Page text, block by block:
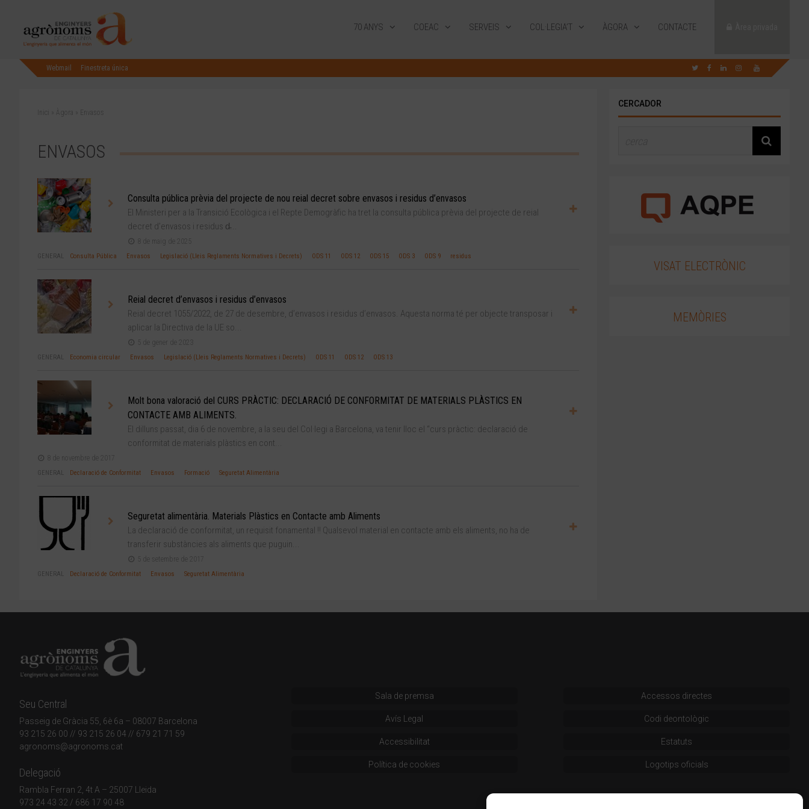
70 ANYS COEAC SERVEIS COL·LEGIA’T ÀGORA CONTACTE
Webmail Finestreta única
Inici Àgora Envasos
ENVASOS
Consulta pública prèvia del projecte de nou reial decret sobre envasos i residus d’envasos
El Ministeri per a la Transició Ecològica i el Repte Demogràfic ha tret la consulta pública prèvia del projecte de reial
decret d’envasos i residus d̵...
8 de maig de 2025
GENERAL Consulta Pública Envasos Legislació (Lleis Reglaments Normatives i Decrets) ODS 11 ODS 12 ODS 15 ODS 3 ODS 9 residus
Reial decret d’envasos i residus d’envasos
Reial decret 1055/2022, de 27 de desembre, d’envasos i residus d’envasos. Aquesta norma té per objecte transposar i
aplicar la Directiva de la UE so...
5 de gener de 2023
GENERAL Economia circular Envasos Legislació (Lleis Reglaments Normatives i Decrets) ODS 11 ODS 12 ODS 13
Molt bona valoració del CURS PRÀCTIC: DECLARACIÓ DE CONFORMITAT DE MATERIALS PLÀSTICS EN
CONTACTE AMB ALIMENTS.
El dilluns passat, dia 6 de novembre, a la seu del Col·legi a Barcelona, va tenir lloc el “curs pràctic: declaració de
conformitat de materials plàstics en cont...
8 de novembre de 2017
GENERAL Declaració de Conformitat Envasos Formació Seguretat Alimentària
Seguretat alimentària. Materials Plàstics en Contacte amb Aliments
La declaració de conformitat, un requisit fonamental !! Qualsevol material en contacte amb els aliments, no ha de
transferir substàncies als aliments que puguin...
5 de setembre de 2017
GENERAL Declaració de Conformitat Envasos Seguretat Alimentària
CERCADOR
VISAT ELECTRÒNIC
MEMÒRIES
Seu Central
Passeig de Gràcia 55, 6è 6a – 08007 Barcelona
93 215 26 00 // 93 215 26 04 // 679 21 71 59
agronoms@agronoms.cat
Delegació
Rambla Ferran 2, 4t A – 25007 Lleida
973 24 43 32 / 686 17 90 48
Sala de premsa
Avís Legal
Accessibilitat
Política de cookies
Accessos directes
Codi deontològic
Estatuts
Logotips oficials